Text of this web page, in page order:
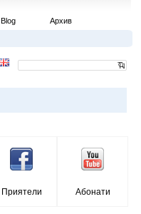
Blog Архив
Приятели
Абонати